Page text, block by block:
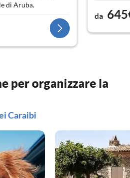
di Aruba.
da
per organizzare la
Caraibi